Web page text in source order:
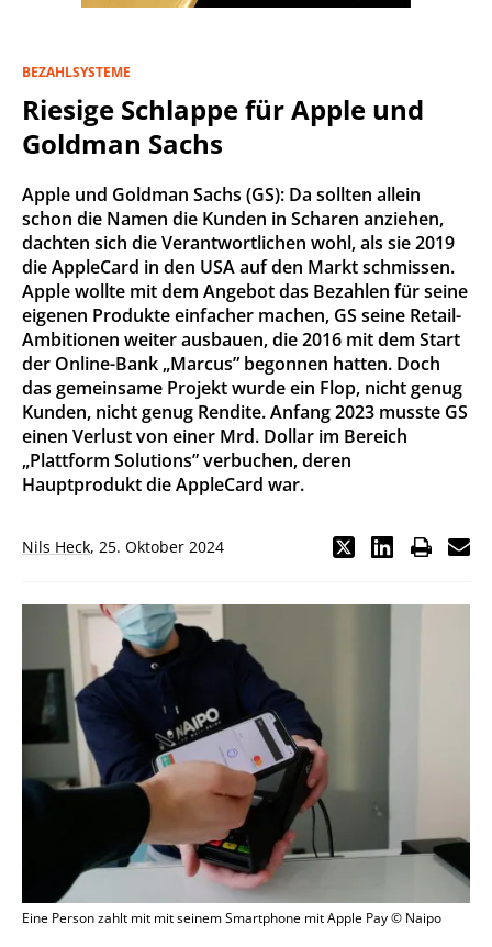
BEZAHLSYSTEME
Riesige Schlappe für Apple und
Goldman Sachs
Apple und Goldman Sachs (GS): Da sollten allein
schon die Namen die Kunden in Scharen anziehen,
dachten sich die Verantwortlichen wohl, als sie 2019
die AppleCard in den USA auf den Markt schmissen.
Apple wollte mit dem Angebot das Bezahlen für seine
eigenen Produkte einfacher machen, GS seine Retail-
Ambitionen weiter ausbauen, die 2016 mit dem Start
der Online-Bank „Marcus” begonnen hatten. Doch
das gemeinsame Projekt wurde ein Flop, nicht genug
Kunden, nicht genug Rendite. Anfang 2023 musste GS
einen Verlust von einer Mrd. Dollar im Bereich
„Plattform Solutions” verbuchen, deren
Hauptprodukt die AppleCard war.
Nils Heck, 25. Oktober 2024
Eine Person zahlt mit mit seinem Smartphone mit Apple Pay © Naipo